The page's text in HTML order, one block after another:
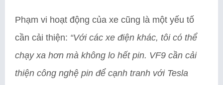
Phạm vi hoạt động của xe cũng là một yếu tố
cần cải thiện: “Với các xe điện khác, tôi có thể
chạy xa hơn mà không lo hết pin. VF9 cần cải
thiện công nghệ pin để cạnh tranh với Tesla